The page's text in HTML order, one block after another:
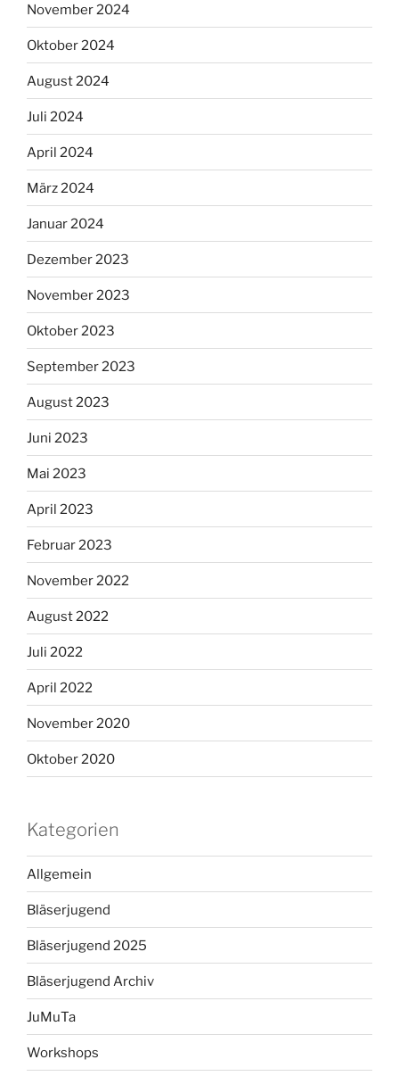
November 2024
Oktober 2024
August 2024
Juli 2024
April 2024
März 2024
Januar 2024
Dezember 2023
November 2023
Oktober 2023
September 2023
August 2023
Juni 2023
Mai 2023
April 2023
Februar 2023
November 2022
August 2022
Juli 2022
April 2022
November 2020
Oktober 2020
Kategorien
Allgemein
Bläserjugend
Bläserjugend 2025
Bläserjugend Archiv
JuMuTa
Workshops